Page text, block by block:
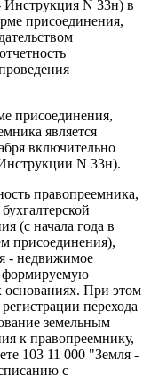
Инструкция N 33н) в
присоединения,
присоединения,
является
включительно
N 33н).
правопреемника,
(с начала года в
присоединения),
- недвижимое
формируемую
основаниях. При этом
перехода
земельным
к правопреемнику,
103 11 000 "Земля -
с